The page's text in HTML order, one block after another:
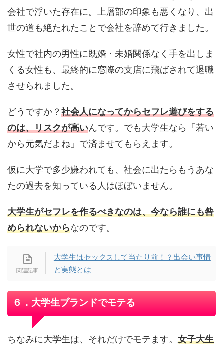
会社で浮いた存在に。上層部の印象も悪くなり、出
世の道も絶たれたことで会社を辞めて行きました。
女性で社内の男性に既婚・未婚関係なく手を出しま
くる女性も、最終的に窓際の支店に飛ばされて退職
させられました。
どうですか？ 社会人になってからセフレ遊びをする
のは、リスクが高いんです。でも大学生なら「若い
から元気だよね」で済ませてもらえます。
仮に大学で多少嫌われても、社会に出たらもうあな
たの過去を知っている人はほぼいません。
大学生がセフレを作るべきなのは、今なら誰にも咎
められないからなのです。
大学生はセックスして当たり前！？出会い事情
と実態とは
６．大学生ブランドでモテる
ちなみに大学生は、それだけでモテます。 女子大生